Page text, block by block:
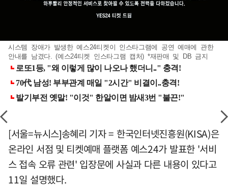
시스템 장애가 발생한 예스24티켓이 인스타그램에 공연 예매에 관한
안내를 남겼다. (예스24티켓 인스타그램 캡처) *재판매 및 DB 금지
[서울=뉴시스]송혜리 기자 = 한국인터넷진흥원(KISA)은
온라인 서점 및 티켓예매 플랫폼 예스24가 발표한 '서비
스 접속 오류 관련' 입장문에 사실과 다른 내용이 있다고
11일 설명했다.